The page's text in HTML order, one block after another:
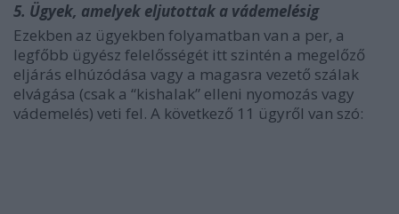
5. Ügyek, amelyek eljutottak a vádemelésig
Ezekben az ügyekben folyamatban van a per, a
legfőbb ügyész felelősségét itt szintén a megelőző
eljárás elhúzódása vagy a magasra vezető szálak
elvágása (csak a “kishalak” elleni nyomozás vagy
vádemelés) veti fel. A következő 11 ügyről van szó: